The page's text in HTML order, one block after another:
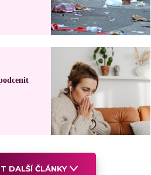
DALŠÍ ČLÁNKY